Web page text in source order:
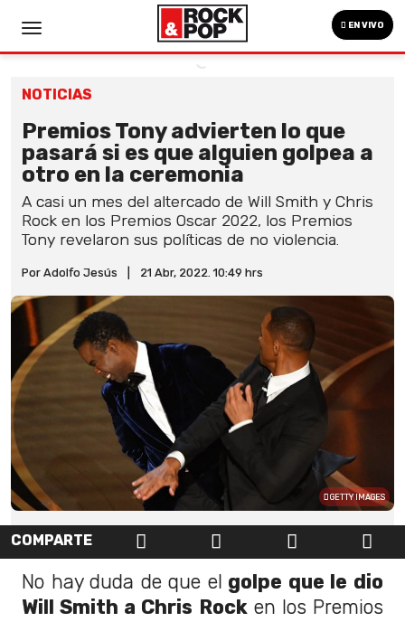
EN VIVO
NOTICIAS
Premios Tony advierten lo que
pasará si es que alguien golpea a
otro en la ceremonia
A casi un mes del altercado de Will Smith y Chris
Rock en los Premios Oscar 2022, los Premios
Tony revelaron sus políticas de no violencia.
Por Adolfo Jesús 21 Abr, 2022. 10:49 hrs
GETTY IMAGES
COMPARTE
No hay duda de que el golpe que le dio
Will Smith a Chris Rock en los Premios